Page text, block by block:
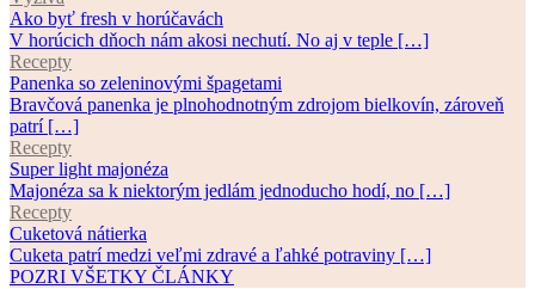
Ako byť fresh v horúčavách
V horúcich dňoch nám akosi nechutí. No aj v teple […]
Recepty
Panenka so zeleninovými špagetami
Bravčová panenka je plnohodnotným zdrojom bielkovín, zároveň
patrí […]
Recepty
Super light majonéza
Majonéza sa k niektorým jedlám jednoducho hodí, no […]
Recepty
Cuketová nátierka
Cuketa patrí medzi veľmi zdravé a ľahké potraviny […]
POZRI VŠETKY ČLÁNKY